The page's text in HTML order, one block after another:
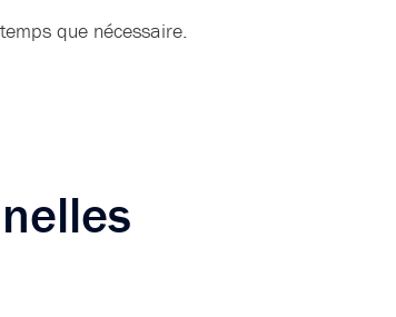
que nécessaire.